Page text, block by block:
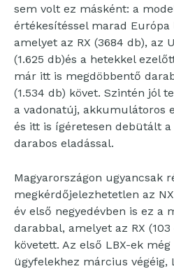
sem volt ez másként: a
értékesítéssel marad
amelyet az RX (3684 db), az
(1.625 db)és a hetekkel
már itt is megdöbbentő
(1.534 db) követ. Szintén jól
a vadonatúj, akkumulátoros
és itt is ígéretesen debütált
darabos eladással.
Magyarországon ugyancsak
megkérdőjelezhetetlen az
év első negyedévben is ez a
darabbal, amelyet az RX
követett. Az első LBX-ek
ügyfelekhez március végéig,